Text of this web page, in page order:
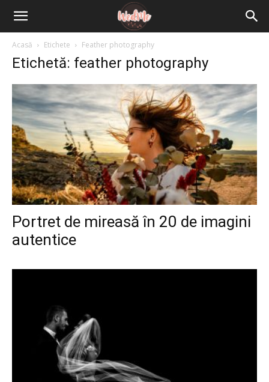
Acasă Etichete Feather photography
Etichetă: feather photography
Portret de mireasă în 20 de imagini
autentice